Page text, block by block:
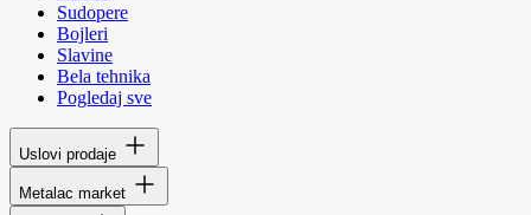
Sudopere
Bojleri
Slavine
Bela tehnika
Pogledaj sve
Uslovi prodaje
Metalac market